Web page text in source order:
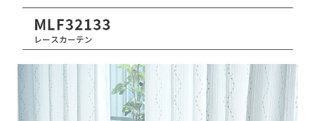
タワー
タテ糸組成
ポリエステル100％
ヨコ糸組成
ポリエステル100％
ヒダ倍率